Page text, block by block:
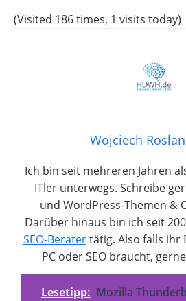
(Visited 186 times, 1 visits today)
Wojciech
Ich bin seit mehreren Jahren
ITler unterwegs. Schreibe
und WordPress-Themen &
Darüber hinaus bin ich seit
SEO-Beratertätig. Also falls ihr
PC oder SEO braucht, gerne
Lesetipp: Mozilla